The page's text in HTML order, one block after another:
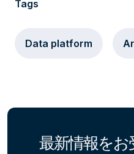
Tags
Data platform
最新情報をお